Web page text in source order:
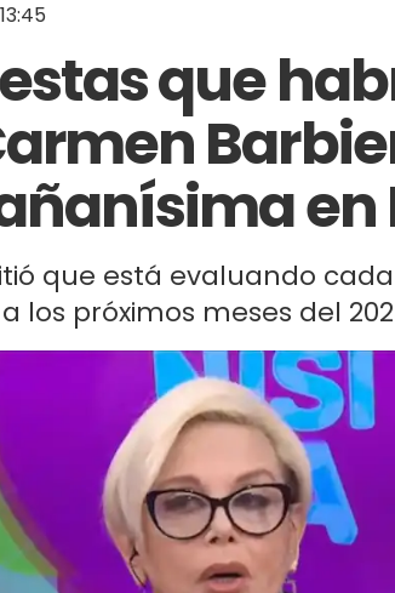
que
en
que está evaluando
los próximos meses del